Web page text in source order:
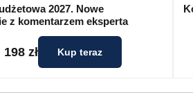
2027. Nowe
z komentarzem eksperta
198 zł Kup teraz